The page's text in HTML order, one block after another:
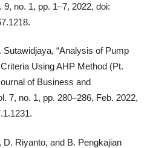
no. 1, pp. 1–7, 2022, doi:
Sutawidjaya, “Analysis of Pump
Using AHP Method (Pt.
of Business and
7, no. 1, pp. 280–286, Feb. 2022,
Riyanto, and B. Pengkajian